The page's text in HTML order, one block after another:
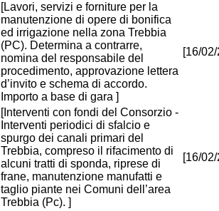
[Lavori, servizi e forniture per la
manutenzione di opere di bonifica
ed irrigazione nella zona Trebbia
(PC). Determina a contrarre,
nomina del responsabile del
procedimento, approvazione lettera
d’invito e schema di accordo.
Importo a base di gara ]
[16/
[Interventi con fondi del Consorzio -
Interventi periodici di sfalcio e
spurgo dei canali primari del
Trebbia, compreso il rifacimento di
alcuni tratti di sponda, riprese di
frane, manutenzione manufatti e
taglio piante nei Comuni dell’area
Trebbia (Pc). ]
[16/